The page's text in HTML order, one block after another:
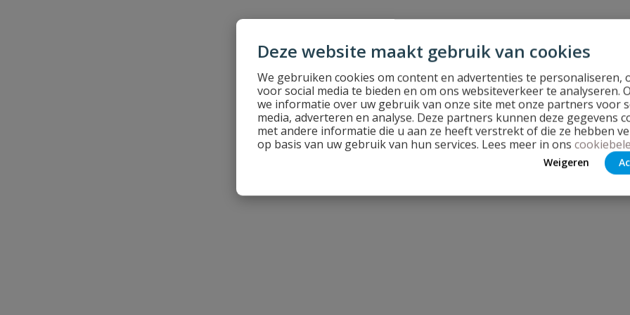
Deze website maakt gebruik van cookies
We gebruiken cookies om content en advertenties te personaliseren,
voor social media te bieden en om ons websiteverkeer te analyseren.
we informatie over uw gebruik van onze site met onze partners voor
media, adverteren en analyse. Deze partners kunnen deze gegevens
met andere informatie die u aan ze heeft verstrekt of die ze hebben
op basis van uw gebruik van hun services. Lees meer in ons
Weigeren